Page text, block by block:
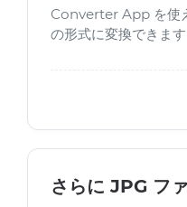
Converter App を使
の形式に変換できます
さらに JPG フ